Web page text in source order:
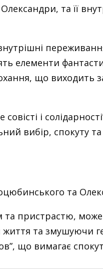
та її
елементи
що виходить
і
вибір, спокуту
та
та пристрастю,
та змушуючи
що вимагає